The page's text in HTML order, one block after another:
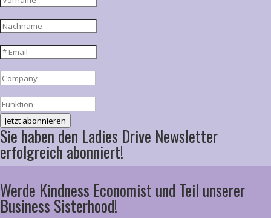
Jetzt abonnieren
Sie haben den Ladies Drive Newsletter
erfolgreich abonniert!
Werde Kindness Economist und Teil unserer
Business Sisterhood!